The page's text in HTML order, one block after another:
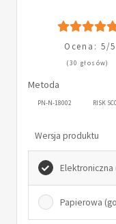
Ocena: 5/5
(30 głosów)
Metoda
PN-N-18002 RISK
Wersja produktu
Papierowa